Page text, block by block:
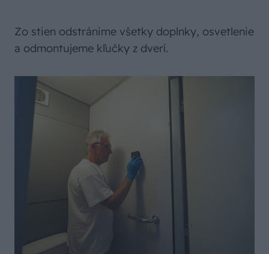
Zo stien odstránime všetky doplnky, osvetlenie
a odmontujeme kľučky z dverí.